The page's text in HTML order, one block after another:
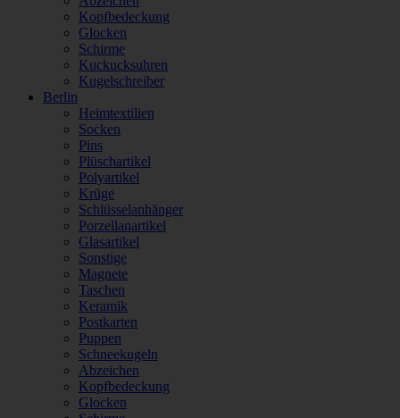
Kopfbedeckung
Glocken
Schirme
Kuckucksuhren
Kugelschreiber
Berlin
Heimtextilien
Socken
Pins
Plüschartikel
Polyartikel
Krüge
Schlüsselanhänger
Porzellanartikel
Glasartikel
Sonstige
Magnete
Taschen
Keramik
Postkarten
Puppen
Schneekugeln
Abzeichen
Kopfbedeckung
Glocken